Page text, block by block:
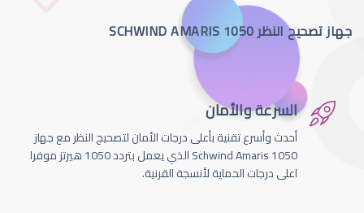
جهاز تصحيح النظر SCHWIND AMARIS 1050
السرعة والأمان
أحدث وأسرع تقنية بأعلى درجات الأمان لتصحيج النظر مع جهاز
Schwind Amaris 1050 الذي يعمل بتردد 1050 هيرتز موفرا
اعلى درجات الحماية لأنسجة القرنية.